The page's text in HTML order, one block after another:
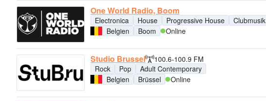
One World Radio, Boom
Electronica House Progressive House
Clubmusik
Belgien
Boom Online
Studio Brussel
100.6-100.9 FM
Rock
Pop
Adult Contemporary
Belgien
Brüssel Online